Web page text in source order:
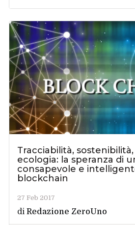
Tracciabilità,
ecologia: la speranza di
consapevole e
blockchain
27 Feb 2017
diRedazione ZeroUno